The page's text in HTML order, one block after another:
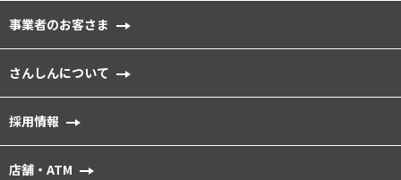
事業者のお客さま
さんしんについて
採用情報
店舗・ATM